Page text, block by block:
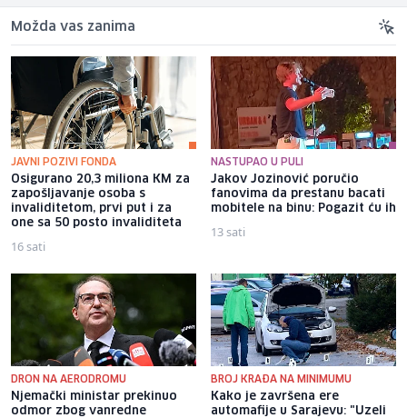
Možda vas zanima
JAVNI POZIVI FONDA
Osigurano 20,3 miliona KM za
zapošljavanje osoba s
invaliditetom, prvi put i za
one sa 50 posto invaliditeta
16 sati
NASTUPAO U PULI
Jakov Jozinović poručio
fanovima da prestanu bacati
mobitele na binu: Pogazit ću ih
13 sati
DRON NA AERODROMU
Njemački ministar prekinuo
odmor zbog vanredne
BROJ KRAĐA NA MINIMUMU
Kako je završena ere
automafije u Sarajevu: "Uzeli